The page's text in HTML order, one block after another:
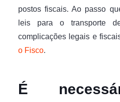
postos fiscais. Ao passo
leis para o transporte
complicações legais e
o Fisco.
É